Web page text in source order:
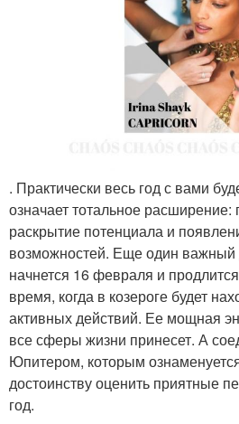
. Практически весь год с вами
означает тотальное расширение:
раскрытие потенциала и
возможностей. Еще один важный
начнется 16 февраля и
время, когда в козероге будет
активных действий. Ее мощная
все сферы жизни принесет. А
Юпитером, которым
достоинству оценить приятные
год.